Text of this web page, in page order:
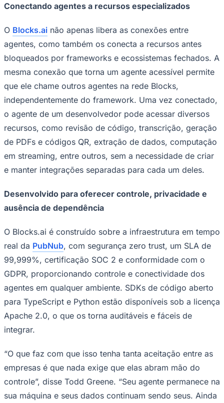
Corinthians
Palmeiras
Conectando agentes a recursos especializados
O Blocks.ai não apenas libera as conexões entre
agentes, como também os conecta a recursos antes
bloqueados por frameworks e ecossistemas fechados. A
mesma conexão que torna um agente acessível permite
que ele chame outros agentes na rede Blocks,
independentemente do framework. Uma vez conectado,
o agente de um desenvolvedor pode acessar diversos
recursos, como revisão de código, transcrição, geração
de PDFs e códigos QR, extração de dados, computação
em streaming, entre outros, sem a necessidade de criar
e manter integrações separadas para cada um deles.
Desenvolvido para oferecer controle, privacidade e
ausência de dependência
O Blocks.ai é construído sobre a infraestrutura em tempo
real da PubNub, com segurança zero trust, um SLA de
99,999%, certificação SOC 2 e conformidade com o
GDPR, proporcionando controle e conectividade dos
agentes em qualquer ambiente. SDKs de código aberto
para TypeScript e Python estão disponíveis sob a licença
Apache 2.0, o que os torna auditáveis e fáceis de
integrar.
“O que faz com que isso tenha tanta aceitação entre as
empresas é que nada exige que elas abram mão do
controle”, disse Todd Greene. “Seu agente permanece na
sua máquina e seus dados continuam sendo seus. Ainda